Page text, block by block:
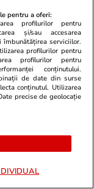
Reportaj
12 iul.
pentru a oferi:
profilurilor pentru
și/sau accesarea
îmbunătățirea serviciilor.
profilurilor pentru
profilurilor pentru
conținutului.
de date din surse
conținutul. Utilizarea
precise de geolocație